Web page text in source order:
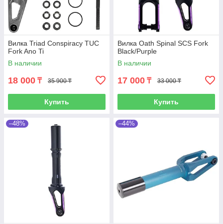
Вилка Triad Conspiracy TUC
Fork Ano Ti
В наличии
18 000 ₸ 35 900 ₸
Купить
Вилка Oath Spinal SCS Fork
Black/Purple
В наличии
17 000 ₸ 33 000 ₸
Купить
–48% –44%